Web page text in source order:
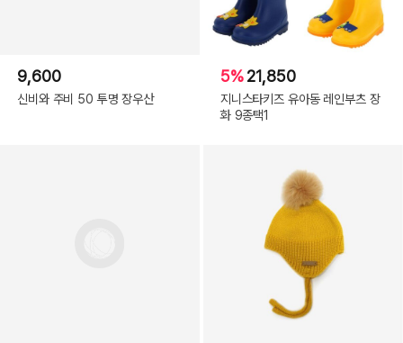
9,600
신비와 주비 50 투명 장우산
5%21,850
지니스타키즈 유아동 레인부츠 장
화 9종택1